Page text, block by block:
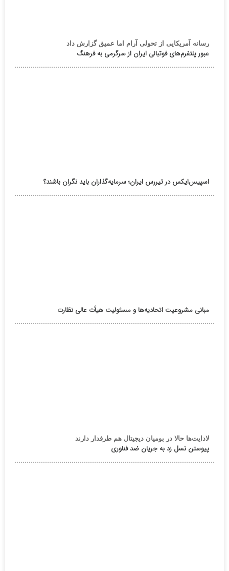
رسانه آمریکایی از تحولی آرام اما عمیق گزارش داد
عبور پلتفرم‌های فوتبالی ایران از سرگرمی به فرهنگ
اسپیس‌ایکس در تیررس ایران؛ سرمایه‌گذاران باید نگران باشند؟
مبانی مشروعیت اتحادیه‌ها و مسئولیت هیأت عالی نظارت
لادایت‌ها حالا در بومیان دیجیتال هم طرفدار دارند
پیوستن نسل زد به جریان ضد فناوری